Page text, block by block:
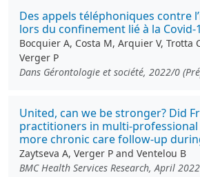
Des appels téléphoniques contre
lors du confinement lié à la Covid-
Bocquier A, Costa M, Arquier V, Trotta
Verger P
Dans Gérontologie et société, 2022/0
United, can we be stronger? Did
practitioners in multi-
more chronic care follow-up
Zaytseva A, Verger P and Ventelou B
BMC Health Services Research, April 2022